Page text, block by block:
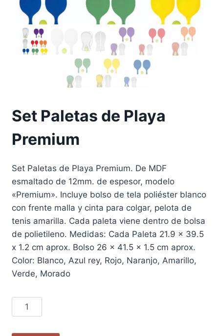
Set Paletas de Playa
Premium
Set Paletas de Playa Premium. De MDF
esmaltado de 12mm. de espesor, modelo
«Premium». Incluye bolso de tela poliéster blanco
con frente malla y cinta para colgar, pelota de
tenis amarilla. Cada paleta viene dentro de bolsa
de polietileno. Medidas: Cada Paleta 21.9 x 39.5
x 1.2 cm aprox. Bolso 26 x 41.5 x 1.5 cm aprox.
Color: Blanco, Azul rey, Rojo, Naranjo, Amarillo,
Verde, Morado